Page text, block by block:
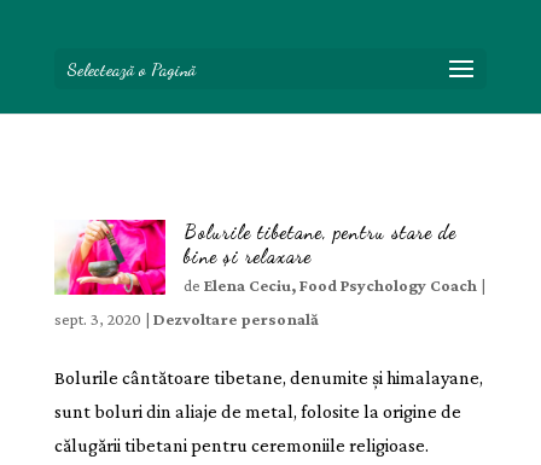
Selectează o Pagină
Bolurile tibetane, pentru stare de
bine și relaxare
deElena Ceciu, Food Psychology Coach |
sept. 3, 2020 | Dezvoltare personală
Bolurile cântătoare tibetane, denumite și himalayane,
sunt boluri din aliaje de metal, folosite la origine de
călugării tibetani pentru ceremoniile religioase.